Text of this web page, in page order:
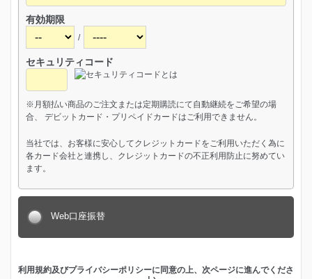
有効期限
/
セキュリティコード
※月額払い商品のご注文または定期購読にて自動継続をご希望の場
合、 デビットカード・プリペイドカードはご利用できません。
当社では、お客様に安心してクレジットカードをご利用いただく為に
各カード会社と連携し、クレジットカードの不正利用防止に努めてい
ます。
Web口座振替
利用規約及びプライバシーポリシーに同意の上、次ページに進んでくださ